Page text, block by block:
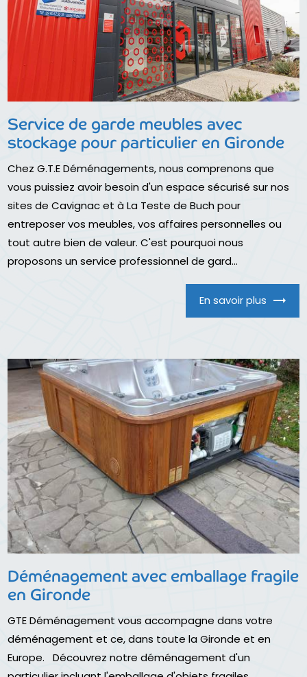
Service de garde meubles avec
stockage pour particulier en Gironde
Chez G.T.E Déménagements, nous comprenons que
vous puissiez avoir besoin d'un espace sécurisé sur nos
sites de Cavignac et à La Teste de Buch pour
entreposer vos meubles, vos affaires personnelles ou
tout autre bien de valeur. C'est pourquoi nous
proposons un service professionnel de gard...
En savoir plus
Déménagement avec emballage fragile
en Gironde
GTE Déménagement vous accompagne dans votre
déménagement et ce, dans toute la Gironde et en
Europe. Découvrez notre déménagement d'un